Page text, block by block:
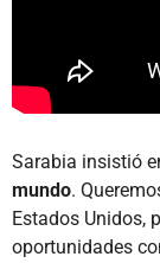
Sarabia insistió
mundo.
Estados Unidos,
oportunidades